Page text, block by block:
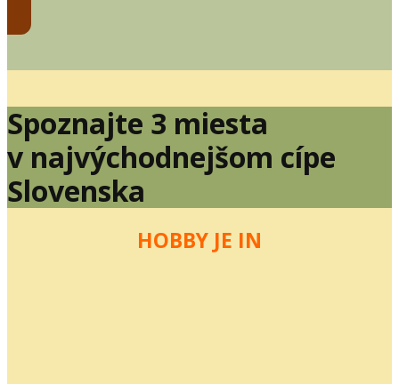
Spoznajte 3 miesta
v najvýchodnejšom cípe
Slovenska
HOBBY JE IN